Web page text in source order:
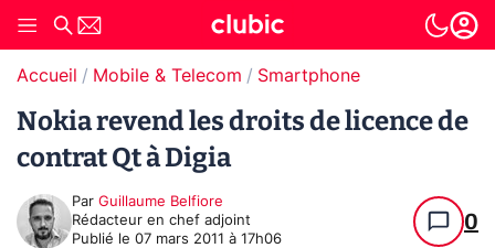
Accueil Mobile & Telecom Smartphone
Nokia revend les droits de licence de
contrat Qt à Digia
Par Guillaume Belfiore
Rédacteur en chef adjoint
Publié le 07 mars 2011 à 17h06
0